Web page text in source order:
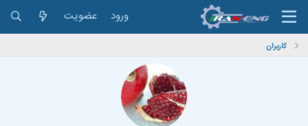
ورود عضویت
کاربران